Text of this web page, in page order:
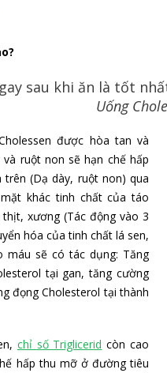
ngay
được hòa tan và
ruột non sẽ hạn chế hấp
(Dạ dày, ruột non) qua
khác tinh chất của táo
xương (Tác động vào 3
hóa của tinh chất lá sen,
sẽ có tác dụng: Tăng
tại gan, tăng cường
đọng Cholesterol tại thành
chỉ số Triglicerid còn cao
hấp thu mỡ ở đường tiêu